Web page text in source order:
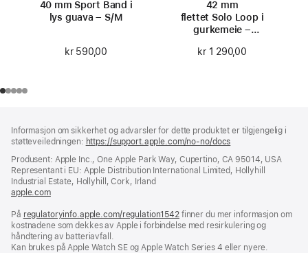
40 mm Sport Band i
lys guava – S/M
kr 590,00
42 mm
flettet Solo Loop i
gurkemeie –
kr 1 290,00
Informasjon om sikkerhet og advarsler for dette produktet er tilgjengelig i
støtteveiledningen: https://support.apple.com/no-no/docs
nytt
vindu)
Produsent: Apple Inc., One Apple Park Way, Cupertino, CA 95014, USA
Representant i EU: Apple Distribution International Limited, Hollyhill
Industrial Estate, Hollyhill, Cork, Irland
apple.com(åpnes
nytt
vindu)
På regulatoryinfo.apple.com/regulation1542(åpnes
i
vindu)
finner du mer informasjon om
kostnadene som dekkes av Apple i forbindelse med resirkulering og
håndtering av batteriavfall.
Kan brukes på Apple Watch SE og Apple Watch Series 4 eller nyere.